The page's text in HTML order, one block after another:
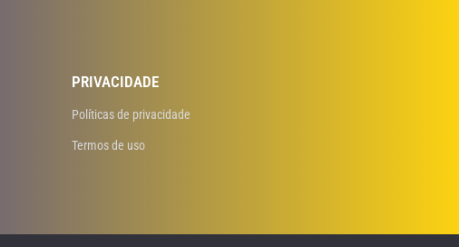
PRIVACIDADE
Políticas de privacidade
Termos de uso